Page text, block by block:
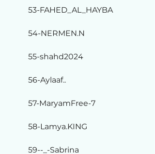
53-FAHED_AL_HAYBA
54-NERMEN.N
55-shahd2024
56-Aylaaf..
57-MaryamFree-7
58-Lamya.KING
59--_-Sabrina